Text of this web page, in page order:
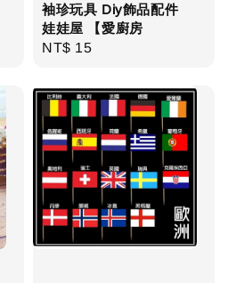
袖珍玩具 Diy飾品配件
娃娃屋 【愛廚房
Regular
NT$ 15